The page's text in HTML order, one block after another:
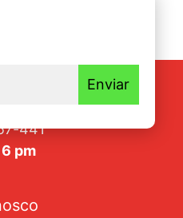
Enviar
- Jardim
441
pm